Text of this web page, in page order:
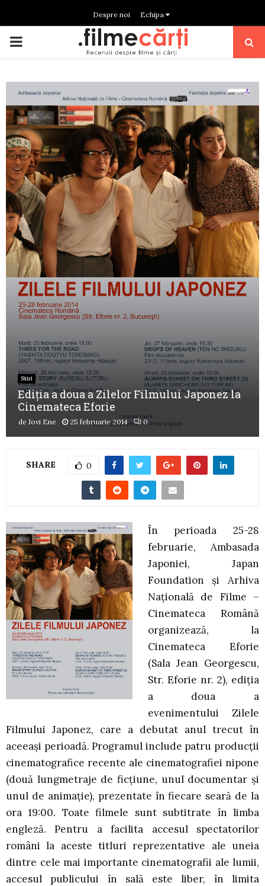
Despre noi Echipa
PRIMARY
Stiri
Ediţia a doua a Zilelor Filmului Japonez la
Cinemateca Eforie
deJovi Ene 25 februarie 2014 0
SHARE 0
În perioada 25-28
februarie, Ambasada
Japoniei, Japan
Foundation şi Arhiva
Naţională de Filme –
Cinemateca Română
organizează, la
Cinemateca Eforie
(Sala Jean Georgescu,
Str. Eforie nr. 2), ediţia
a doua a
evenimentului Zilele
Filmului Japonez, care a debutat anul trecut în
aceeaşi perioadă. Programul include patru producţii
cinematografice recente ale cinematografiei nipone
(două lungmetraje de ficţiune, unul documentar şi
unul de animaţie), prezentate în fiecare seară de la
ora 19:00. Toate filmele sunt subtitrate în limba
engleză. Pentru a facilita accesul spectatorilor
români la aceste titluri reprezentative ale uneia
dintre cele mai importante cinematografii ale lumii,
accesul publicului în sală este liber, în limita